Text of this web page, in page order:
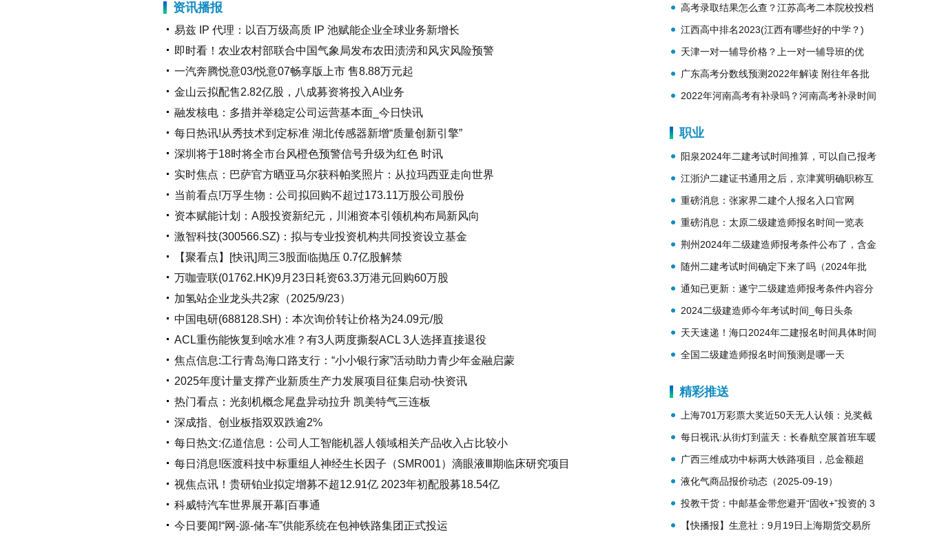
资讯播报
易兹 IP 代理：以百万级高质 IP 池赋能企业全球业务新增长
即时看！农业农村部联合中国气象局发布农田渍涝和风灾风险预警
一汽奔腾悦意03/悦意07畅享版上市 售8.88万元起
金山云拟配售2.82亿股，八成募资将投入AI业务
融发核电：多措并举稳定公司运营基本面_今日快讯
每日热讯!从秀技术到定标准 湖北传感器新增“质量创新引擎”
深圳将于18时将全市台风橙色预警信号升级为红色 时讯
实时焦点：巴萨官方晒亚马尔获科帕奖照片：从拉玛西亚走向世界
当前看点!万孚生物：公司拟回购不超过173.11万股公司股份
资本赋能计划：A股投资新纪元，川湘资本引领机构布局新风向
激智科技(300566.SZ)：拟与专业投资机构共同投资设立基金
【聚看点】[快讯]周三3股面临抛压 0.7亿股解禁
万咖壹联(01762.HK)9月23日耗资63.3万港元回购60万股
加氢站企业龙头共2家（2025/9/23）
中国电研(688128.SH)：本次询价转让价格为24.09元/股
ACL重伤能恢复到啥水准？有3人两度撕裂ACL 3人选择直接退役
焦点信息:工行青岛海口路支行：“小小银行家”活动助力青少年金融启蒙
2025年度计量支撑产业新质生产力发展项目征集启动-快资讯
热门看点：光刻机概念尾盘异动拉升 凯美特气三连板
深成指、创业板指双双跌逾2%
每日热文:亿道信息：公司人工智能机器人领域相关产品收入占比较小
每日消息!医渡科技中标重组人神经生长因子（SMR001）滴眼液Ⅲ期临床研究项目
视焦点讯！贵研铂业拟定增募不超12.91亿 2023年初配股募18.54亿
科威特汽车世界展开幕|百事通
今日要闻!“网-源-储-车”供能系统在包神铁路集团正式投运
果查询
高考录取结果怎么查？江苏高考二本院校投档
线公布
江西高中排名2023(江西有哪些好的中学？)
天津一对一辅导价格？上一对一辅导班的优
势？
广东高考分数线预测2022年解读 附往年各批
次分数线
2022年河南高考有补录吗？河南高考补录时间
职业
阳泉2024年二建考试时间推算，可以自己报考
吗
江浙沪二建证书通用之后，京津冀明确职称互
认！一体化进程正急速推进！
重磅消息：张家界二建个人报名入口官网
重磅消息：太原二级建造师报名时间一览表
2024年
荆州2024年二级建造师报考条件公布了，含金
量高吗
随州二建考试时间确定下来了吗（2024年批
次），需要多少费用
通知已更新：遂宁二级建造师报考条件内容分
析2024年
2024二级建造师今年考试时间_每日头条
天天速递！海口2024年二建报名时间具体时间
安排一览表
全国二级建造师报名时间预测是哪一天
精彩推送
上海701万彩票大奖近50天无人认领：兑奖截
止日10月9日，国庆期间不能兑
每日视讯:从街灯到蓝天：长春航空展首班车暖
心启航
广西三维成功中标两大铁路项目，总金额超
1.57亿元！
液化气商品报价动态（2025-09-19）
投教干货：中邮基金带您避开“固收+”投资的 3
个常见误区_时快讯
【快播报】生意社：9月19日上海期货交易所